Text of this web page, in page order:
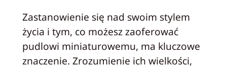
Zastanowienie się nad swoim stylem
życia i tym, co możesz zaoferować
pudlowi miniaturowemu, ma kluczowe
znaczenie. Zrozumienie ich wielkości,